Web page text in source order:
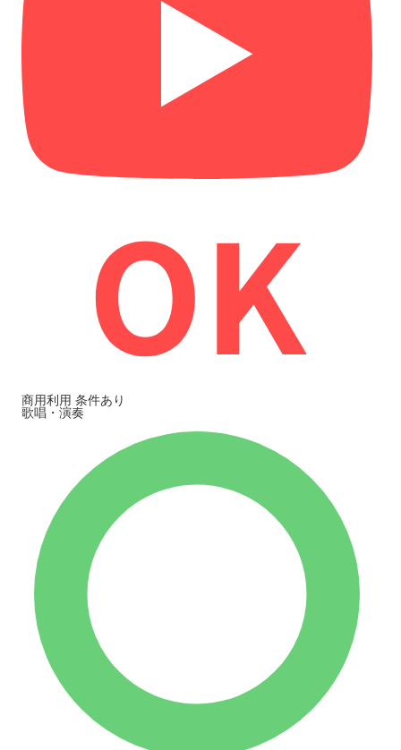
商用利用 条件あり
歌唱・演奏